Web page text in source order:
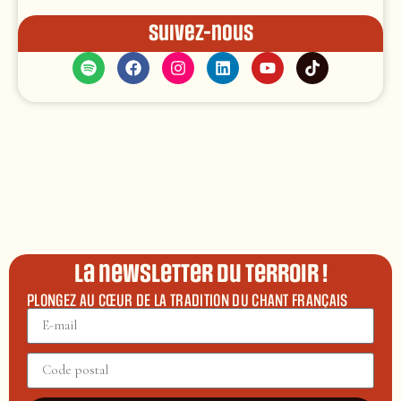
Suivez-nous
La newsletter du terroir !
PLONGEZ AU CŒUR DE LA TRADITION DU CHANT FRANÇAIS